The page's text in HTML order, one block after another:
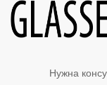
Нужна